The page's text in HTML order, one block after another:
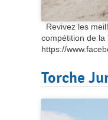
Revivez les
compétition de la
https://
Torche